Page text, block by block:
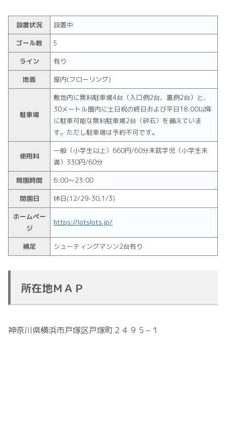
設置状況
設置中
ゴール数
5
ライン
有り
地面
屋内(フローリング)
駐車場
敷地内に無料駐車場4台（入口側2台、裏側2台）と、
30メートル圏内に土日祝の終日および平日18:00以降
に駐車可能な無料駐車場2台（砕石）を備えていま
す。ただし駐車場は予約不可です。
使用料
一般（小学生以上）660円/60分未就学児（小学生未
満）330円/60分
開園時間
6:00～23:00
閉園日
休日(12/29-30,1/3)
ホームペー
ジ
https://lotslots.jp/
補足 シューティングマシン2台有り
所在地ＭＡＰ
神奈川県横浜市戸塚区戸塚町２４９５−１